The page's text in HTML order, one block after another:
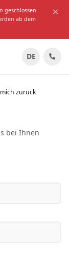
geschlossen.
ab dem
DE
zurück
bei Ihnen